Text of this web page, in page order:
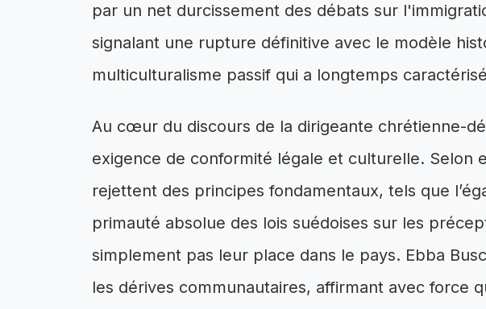
par un net durcissement des débats sur
signalant une rupture définitive avec le modèle
multiculturalisme passif qui a longtemps
Au cœur du discours de la dirigeante chrétienne-
exigence de conformité légale et culturelle. Selon
rejettent des principes fondamentaux, tels que
primauté absolue des lois suédoises sur les
simplement pas leur place dans le pays. Ebba
les dérives communautaires, affirmant avec force